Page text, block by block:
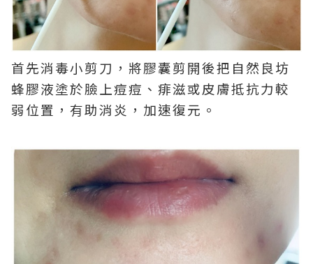
首先消毒小剪刀，將膠囊剪開後把自然良坊
蜂膠液塗於臉上痘痘、痱滋或皮膚抵抗力較
弱位置，有助消炎，加速復元。